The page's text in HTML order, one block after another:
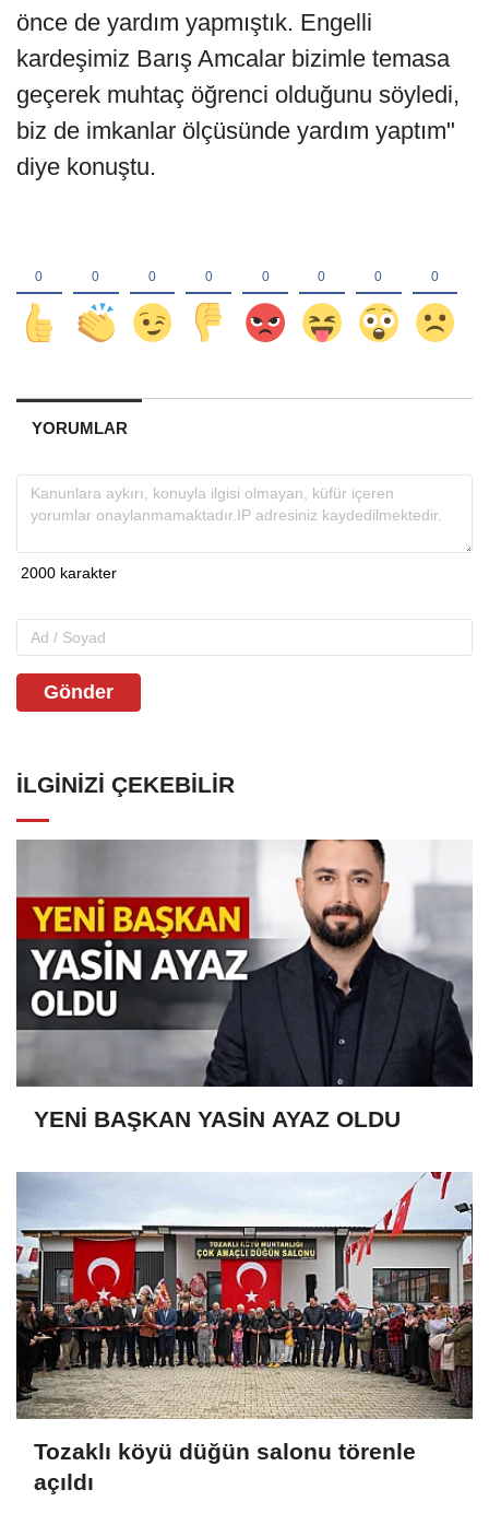
önce de yardım yapmıştık. Engelli
kardeşimiz Barış Amcalar bizimle temasa
geçerek muhtaç öğrenci olduğunu söyledi,
biz de imkanlar ölçüsünde yardım yaptım"
diye konuştu.
YORUMLAR
Gönder
İLGINIZI ÇEKEBILIR
YENİ BAŞKAN YASİN AYAZ OLDU
Tozaklı köyü düğün salonu törenle
açıldı